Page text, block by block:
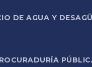
DE AGUA Y